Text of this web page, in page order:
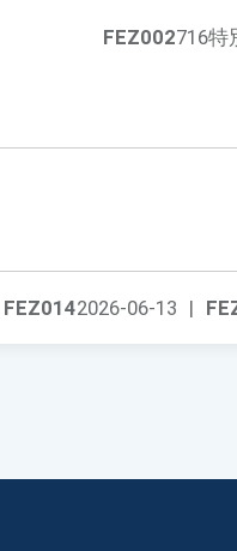
FEZ002716特
FEZ0142026-06-13 |